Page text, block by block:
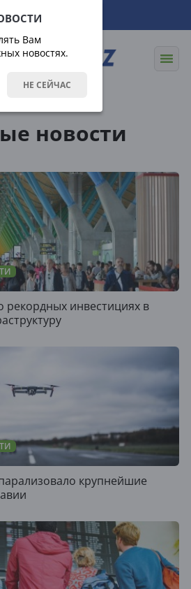
Вам
новостях.
НЕ СЕЙЧАС
новости
рекордных инвестициях в
крупнейшие